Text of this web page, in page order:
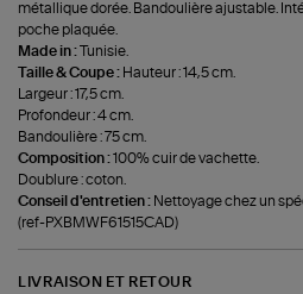
métallique dorée. Bandoulière ajustable.
poche plaquée.
Made in :Tunisie.
Taille & Coupe : Hauteur : 14,5 cm.
Largeur : 17,5 cm.
Profondeur : 4 cm.
Bandoulière : 75 cm.
Composition :100% cuir de vachette.
Doublure : coton.
Conseil d'entretien : Nettoyage chez un
(ref-PXBMWF61515CAD)
LIVRAISON ET RETOUR